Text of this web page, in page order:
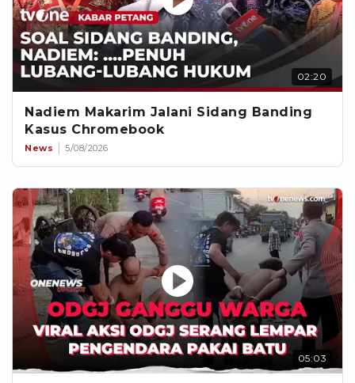
02:20
Nadiem Makarim Jalani Sidang Banding
Kasus Chromebook
News 5/08/2026
05:03